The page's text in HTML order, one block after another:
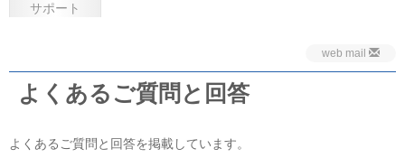
サポート
web mail
よくあるご質問と回答
よくあるご質問と回答を掲載しています。